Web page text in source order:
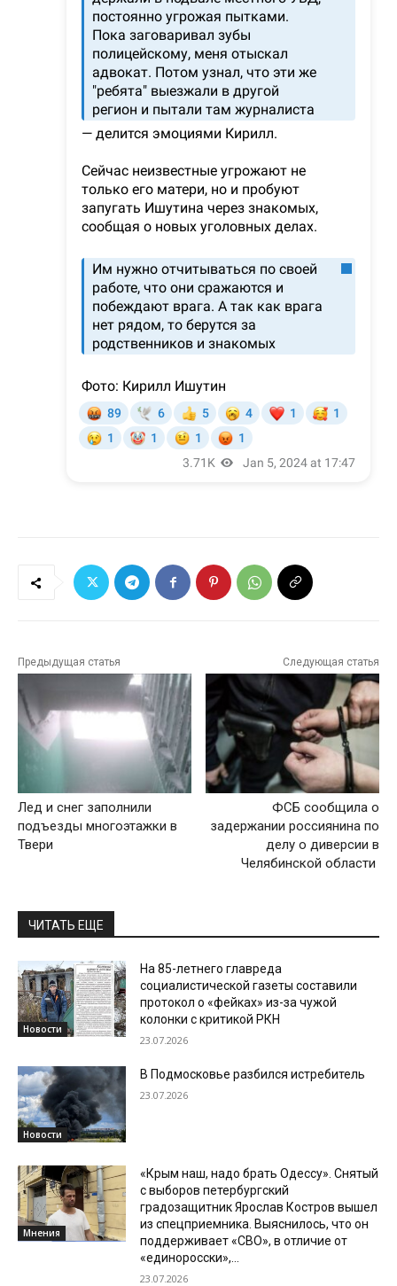
Предыдущая статья
Лед и снег заполнили
подъезды многоэтажки в
Твери
Следующая статья
ФСБ сообщила о
задержании россиянина по
делу о диверсии в
Челябинской области
ЧИТАТЬ ЕЩЕ
Новости
На 85-летнего главреда
социалистической газеты составили
протокол о «фейках» из-за чужой
колонки с критикой РКН
23.07.2026
Новости
В Подмосковье разбился истребитель
23.07.2026
Мнения
«Крым наш, надо брать Одессу». Снятый
с выборов петербургский
градозащитник Ярослав Костров вышел
из спецприемника. Выяснилось, что он
поддерживает «СВО», в отличие от
«единоросски»,...
23.07.2026